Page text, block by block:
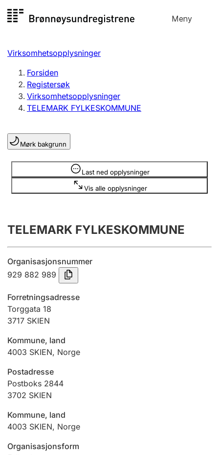
til
Meny
Registersøk
Aksjeselskap
Enkeltpersonforetak
Registrere, endre, slette
Lag og forening
Registrere, endre, slette
Innsending og forsinkelsesgebyr
Jeger
Ektepaktveileder
Andre tema
Virksomhetsopplysninger
Forsiden
Registersøk
Virksomhetsopplysninger
TELEMARK FYLKESKOMMUNE
Mørk bakgrunn
Last ned opplysninger
Vis alle opplysninger
Opplysninger er skjult
TELEMARK FYLKESKOMMUNE
Organisasjonsnummer
929 882 989
Forretningsadresse
Torggata 18
3717 SKIEN
Kommune, land
4003 SKIEN, Norge
Postadresse
Postboks 2844
3702 SKIEN
Kommune, land
4003 SKIEN, Norge
Organisasjonsform